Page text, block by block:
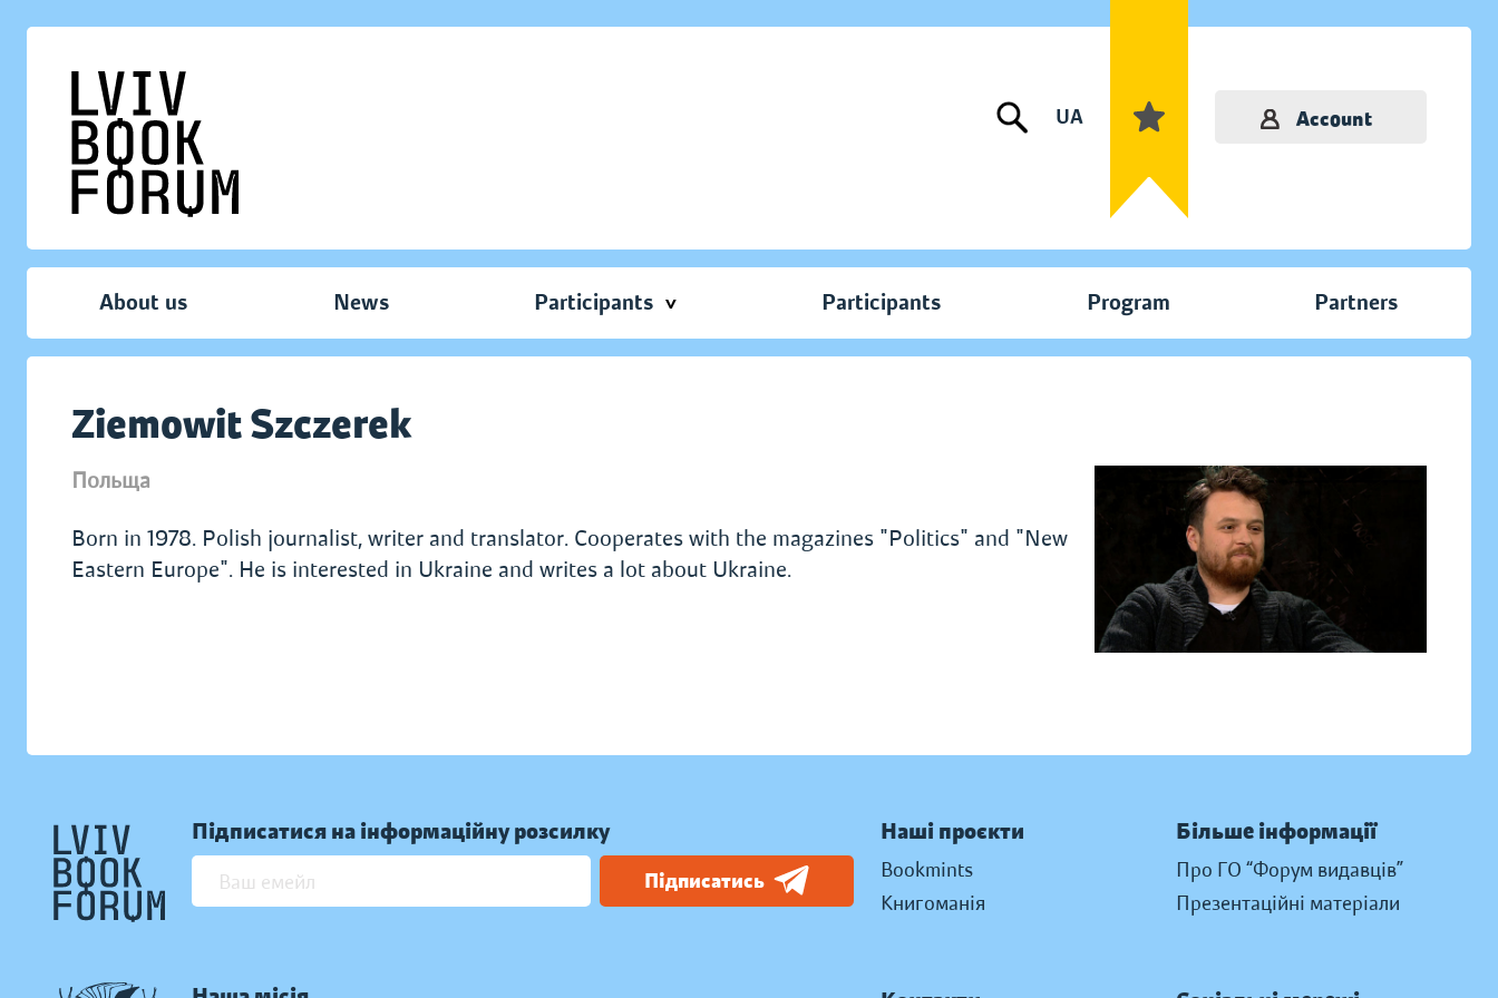
UA Account
About us News Participants Participants Program Partners
Ziemowit Szczerek
Польща
Born in 1978. Polish journalist, writer and translator. Cooperates with the magazines "Politics" and "New
Eastern Europe". He is interested in Ukraine and writes a lot about Ukraine.
Підписатися на інформаційну розсилку
Підписатись
Наші проєкти
Bookmints
Книгоманія
Більше інформації
Про ГО “Форум видавців”
Презентаційні матеріали